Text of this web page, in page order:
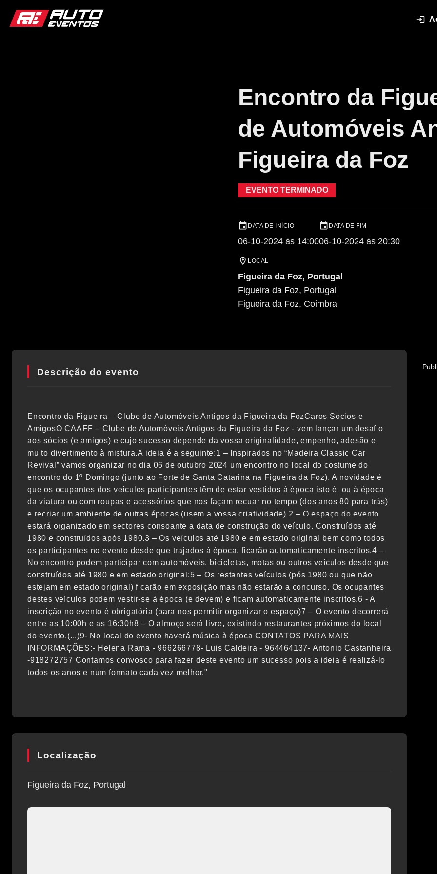
Encontro da
de Automóveis
Figueira da Foz
EVENTO TERMINADO
DATA DE INÍCIO
06-10-2024 às 14:00
DATA DE FIM
06-10-2024 às 20:30
LOCAL
Figueira da Foz, Portugal
Figueira da Foz, Portugal
Figueira da Foz, Coimbra
Descrição do evento
Encontro da Figueira – Clube de Automóveis Antigos da Figueira da FozCaros Sócios e
AmigosO CAAFF – Clube de Automóveis Antigos da Figueira da Foz - vem lançar um desafio
aos sócios (e amigos) e cujo sucesso depende da vossa originalidade, empenho, adesão e
muito divertimento à mistura.A ideia é a seguinte:1 – Inspirados no “Madeira Classic Car
Revival” vamos organizar no dia 06 de outubro 2024 um encontro no local do costume do
encontro do 1º Domingo (junto ao Forte de Santa Catarina na Figueira da Foz). A novidade é
que os ocupantes dos veículos participantes têm de estar vestidos à época isto é, ou à época
da viatura ou com roupas e acessórios que nos façam recuar no tempo (dos anos 80 para trás)
e recriar um ambiente de outras épocas (usem a vossa criatividade).2 – O espaço do evento
estará organizado em sectores consoante a data de construção do veículo. Construídos até
1980 e construídos após 1980.3 – Os veículos até 1980 e em estado original bem como todos
os participantes no evento desde que trajados à época, ficarão automaticamente inscritos.4 –
No encontro podem participar com automóveis, bicicletas, motas ou outros veículos desde que
construídos até 1980 e em estado original;5 – Os restantes veículos (pós 1980 ou que não
estejam em estado original) ficarão em exposição mas não estarão a concurso. Os ocupantes
destes veículos podem vestir-se à época (e devem) e ficam automaticamente inscritos.6 - A
inscrição no evento é obrigatória (para nos permitir organizar o espaço)7 – O evento decorrerá
entre as 10:00h e as 16:30h8 – O almoço será livre, existindo restaurantes próximos do local
do evento.(...)9- No local do evento haverá música à época CONTATOS PARA MAIS
INFORMAÇÕES:- Helena Rama - 966266778- Luis Caldeira - 964464137- Antonio Castanheira
-918272757 Contamos convosco para fazer deste evento um sucesso pois a ideia é realizá-lo
todos os anos e num formato cada vez melhor."
Localização
Figueira da Foz, Portugal